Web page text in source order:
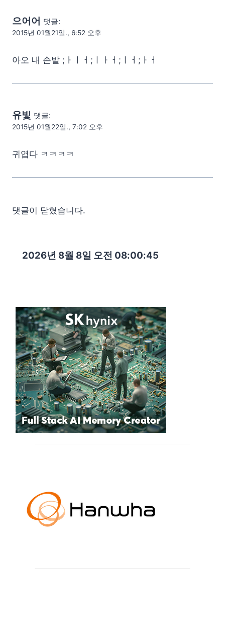
으어어 댓글:
2015년 01월21일., 6:52 오후
아오 내 손발 ;ㅏㅣㅓ;ㅣㅏㅓ;ㅣㅓ;ㅏㅓ
유빛 댓글:
2015년 01월22일., 7:02 오후
귀엽다 ㅋㅋㅋㅋ
댓글이 닫혔습니다.
2026년 8월 8일 오전 08:00:46